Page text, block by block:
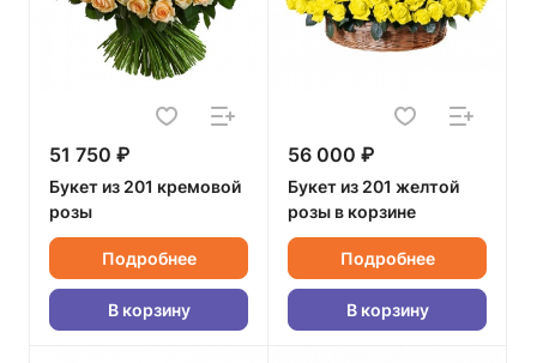
51 750 ₽
Букет из 201 кремовой
розы
Подробнее
В корзину
56 000 ₽
Букет из 201 желтой
розы в корзине
Подробнее
В корзину